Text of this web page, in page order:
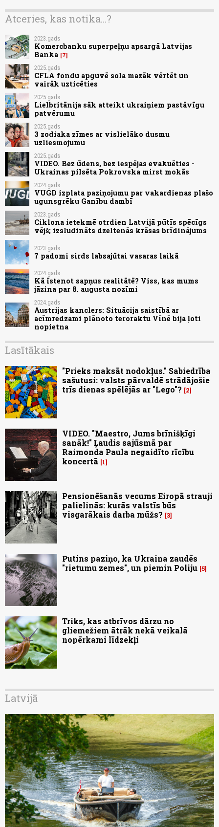
Atceries, kas notika...?
2023.gads
Komercbanku superpeļņu apsargā Latvijas
Banka 7
2025.gads
CFLA fondu apguvē sola mazāk vērtēt un
vairāk uzticēties
2025.gads
Lielbritānija sāk atteikt ukraiņiem pastāvīgu
patvērumu
2025.gads
3 zodiaka zīmes ar vislielāko dusmu
uzliesmojumu
2025.gads
VIDEO. Bez ūdens, bez iespējas evakuēties -
Ukrainas pilsēta Pokrovska mirst mokās
2024.gads
VUGD izplata paziņojumu par vakardienas plašo
ugunsgrēku Ganību dambī
2023.gads
Ciklona ietekmē otrdien Latvijā pūtīs spēcīgs
vējš; izsludināts dzeltenās krāsas brīdinājums
2023.gads
7 padomi sirds labsajūtai vasaras laikā
2024.gads
Kā īstenot sapņus realitātē? Viss, kas mums
jāzina par 8. augusta nozīmi
2024.gads
Austrijas kanclers: Situācija saistībā ar
acīmredzami plānoto teroraktu Vīnē bija ļoti
nopietna
Lasītākais
"Prieks maksāt nodokļus." Sabiedrība
sašutusi: valsts pārvaldē strādājošie
trīs dienas spēlējās ar "Lego"?
2
VIDEO. "Maestro, Jums brīnišķīgi
sanāk!" Ļaudis sajūsmā par
Raimonda Paula negaidīto rīcību
koncertā
1
Pensionēšanās vecums Eiropā strauji
palielinās: kurās valstīs būs
visgarākais darba mūžs? 3
Putins paziņo, ka Ukraina zaudēs
"rietumu zemes", un piemin Poliju 5
Triks, kas atbrīvos dārzu no
gliemežiem ātrāk nekā veikalā
nopērkami līdzekļi
Latvijā